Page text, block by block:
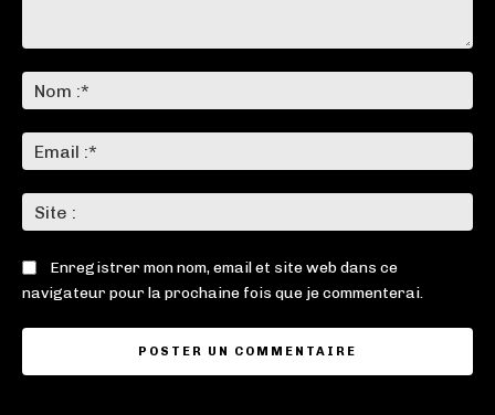
:*
:*
:
Enregistrer mon nom, email et site web dans ce
navigateur pour la prochaine fois que je commenterai.